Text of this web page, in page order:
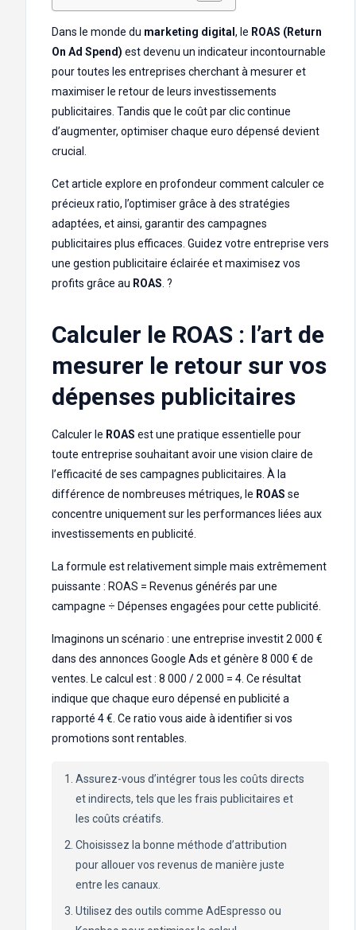
Dans le monde du marketing digital , le ROAS (Return
On Ad Spend) est devenu un indicateur incontournable
pour toutes les entreprises cherchant à mesurer et
maximiser le retour de leurs investissements
publicitaires. Tandis que le coût par clic continue
d’augmenter, optimiser chaque euro dépensé devient
crucial.
Cet article explore en profondeur comment calculer ce
précieux ratio, l’optimiser grâce à des stratégies
adaptées, et ainsi, garantir des campagnes
publicitaires plus efficaces. Guidez votre entreprise vers
une gestion publicitaire éclairée et maximisez vos
profits grâce au ROAS. ?
Calculer le ROAS : l’art de
mesurer le retour sur vos
dépenses publicitaires
Calculer le ROAS est une pratique essentielle pour
toute entreprise souhaitant avoir une vision claire de
l’efficacité de ses campagnes publicitaires. À la
différence de nombreuses métriques, le ROAS se
concentre uniquement sur les performances liées aux
investissements en publicité.
La formule est relativement simple mais extrêmement
puissante : ROAS = Revenus générés par une
campagne ÷ Dépenses engagées pour cette publicité.
Imaginons un scénario : une entreprise investit 2 000 €
dans des annonces Google Ads et génère 8 000 € de
ventes. Le calcul est : 8 000 / 2 000 = 4. Ce résultat
indique que chaque euro dépensé en publicité a
rapporté 4 €. Ce ratio vous aide à identifier si vos
promotions sont rentables.
Assurez-vous d’intégrer tous les coûts directs
et indirects, tels que les frais publicitaires et
les coûts créatifs.
Choisissez la bonne méthode d’attribution
pour allouer vos revenus de manière juste
entre les canaux.
Utilisez des outils comme AdEspresso ou